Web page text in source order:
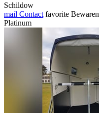
Schildow
mail Contact favorite Bewaren
Platinum